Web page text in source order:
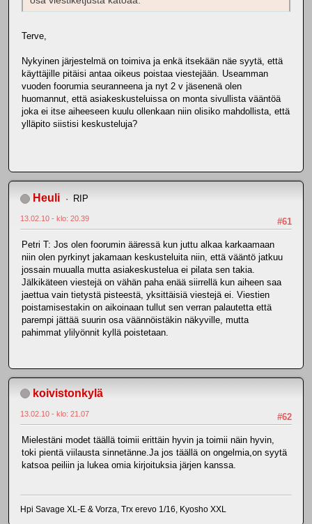
Terve,
Nykyinen järjestelmä on toimiva ja enkä itsekään näe syytä, että
käyttäjille pitäisi antaa oikeus poistaa viestejään. Useamman
vuoden foorumia seuranneena ja nyt 2 v jäsenenä olen
huomannut, että asiakeskusteluissa on monta sivullista vääntöä
joka ei itse aiheeseen kuulu ollenkaan niin olisiko mahdollista, että
ylläpito siistisi keskusteluja?
Heuli RIP
#61
13.02.10 - klo: 20.39
Petri T: Jos olen foorumin ääressä kun juttu alkaa karkaamaan
niin olen pyrkinyt jakamaan keskusteluita niin, että vääntö jatkuu
jossain muualla mutta asiakeskustelua ei pilata sen takia.
Jälkikäteen viestejä on vähän paha enää siirrellä kun aiheen saa
jaettua vain tietystä pisteestä, yksittäisiä viestejä ei. Viestien
poistamisestakin on aikoinaan tullut sen verran palautetta että
parempi jättää suurin osa väännöistäkin näkyville, mutta
pahimmat ylilyönnit kyllä poistetaan.
koivistonkylä
#62
13.02.10 - klo: 21.07
Mielestäni modet täällä toimii erittäin hyvin ja toimii näin hyvin,
toki pientä viilausta sinnetänne.Ja jos täällä on ongelmia,on syytä
katsoa peiliin ja lukea omia kirjoituksia järjen kanssa.
Hpi Savage XL-E & Vorza, Trx erevo 1/16, Kyosho XXL